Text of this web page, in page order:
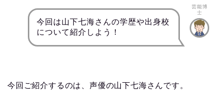
今回は山下七海さんの学歴や出身校
について紹介しよう！
芸能博
士
今回ご紹介するのは、声優の山下七海さんです。